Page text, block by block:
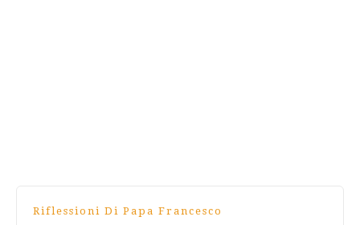
Riflessioni Di Papa Francesco